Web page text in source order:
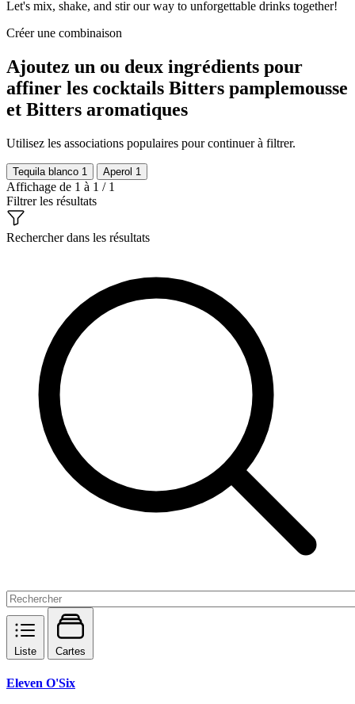
Let's mix, shake, and stir our way to unforgettable drinks together!
Créer une combinaison
Ajoutez un ou deux ingrédients pour
affiner les cocktails Bitters pamplemousse
et Bitters aromatiques
Utilisez les associations populaires pour continuer à filtrer.
Tequila blanco 1 Aperol 1
Affichage de 1 à 1 / 1
Filtrer les résultats
Rechercher dans les résultats
Liste Cartes
Eleven O'Six